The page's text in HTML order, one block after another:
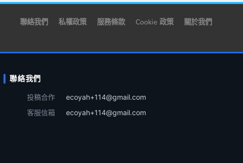
聯絡我們 私權政策 服務條款 Cookie 政策 關於我們
聯絡我們
投稿合作
ecoyah+114@gmail.com
客服信箱
ecoyah+114@gmail.com